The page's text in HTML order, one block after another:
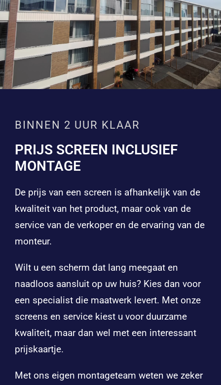
BINNEN 2 UUR KLAAR
PRIJS SCREEN INCLUSIEF
MONTAGE
De prijs van een screen is afhankelijk van de
kwaliteit van het product, maar ook van de
service van de verkoper en de ervaring van de
monteur.
Wilt u een scherm dat lang meegaat en
naadloos aansluit op uw huis? Kies dan voor
een specialist die maatwerk levert. Met onze
screens en service kiest u voor duurzame
kwaliteit, maar dan wel met een interessant
prijskaartje.
Met ons eigen montageteam weten we zeker